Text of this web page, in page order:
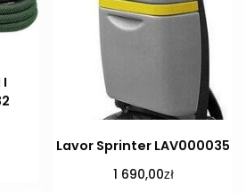
Lavor Sprinter LAV000035
1 690,00zł